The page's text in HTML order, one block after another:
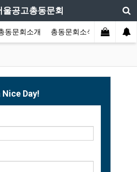
울공고총동문회
동문회소개 총동문회소식 동문한마
Day!